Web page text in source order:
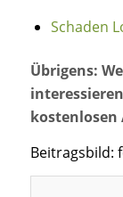
Schaden
Übrigens:
kostenlosen
Beitragsbild: